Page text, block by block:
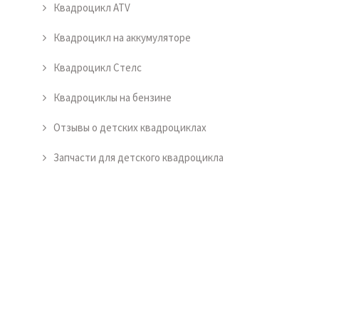
Квадроцикл ATV
Квадроцикл на аккумуляторе
Квадроцикл Стелс
Квадроциклы на бензине
Отзывы о детских квадроциклах
Запчасти для детского квадроцикла